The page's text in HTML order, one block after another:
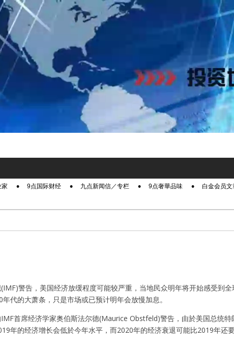
家 9点国际财经 九点新闻信／专栏 9点奢華品味 白金会员文
警告，美国经济放缓程度可能较严重，当地民众明年将开始感受到
代的大萧条，只是市场或已预计明年会放慢加息。
首席经济学家奥伯斯法尔德(Maurice Obstfeld)警告，由於美国总统
年的经济增长会低於今年水平，而2020年的经济衰退可能比2019年还要